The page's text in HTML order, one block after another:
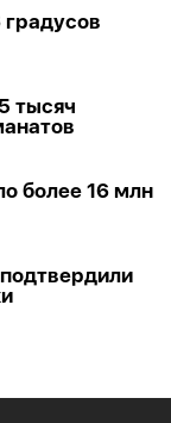
тысяч
более 16 млн